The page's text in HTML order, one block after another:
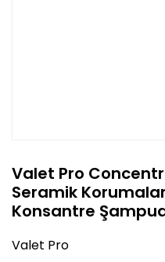
Valet Pro
Seramik
Konsantre
Valet Pro